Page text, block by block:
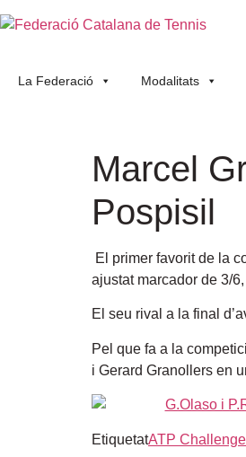
La Federació Modalitats
Marcel
Pospisil
El primer favorit de la
ajustat marcador de 3/
El seu rival a la final
Pel que fa a la
i Gerard Granollers en
EtiquetatATP